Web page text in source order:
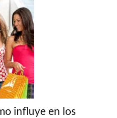
influye en los